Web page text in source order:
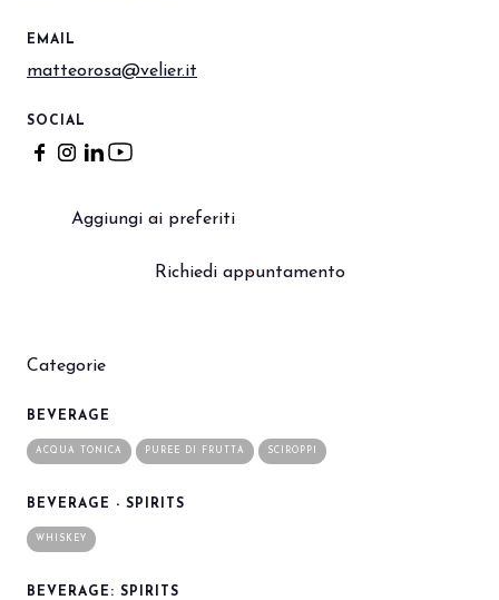
A cura di:
EMAIL
matteorosa@velier.it
SOCIAL
Aggiungi ai preferiti
Richiedi appuntamento
Categorie
BEVERAGE
ACQUA TONICA PUREE DI FRUTTA SCIROPPI
BEVERAGE - SPIRITS
WHISKEY
BEVERAGE: SPIRITS